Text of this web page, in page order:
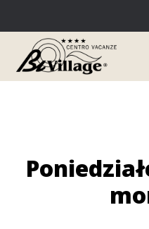
do
treści